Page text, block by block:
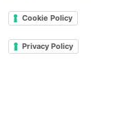
Cookie Policy
Privacy Policy